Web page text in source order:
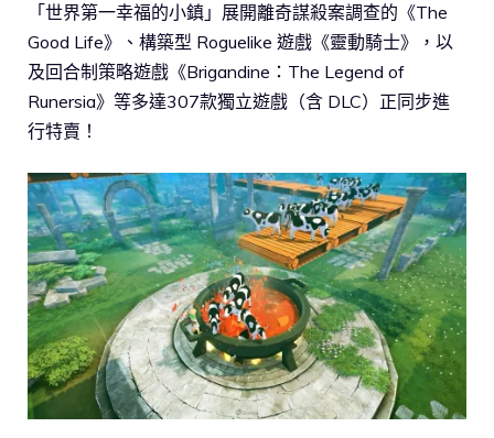
「世界第一幸福的小鎮」展開離奇謀殺案調查的《The
Good Life》、構築型 Roguelike 遊戲《靈動騎士》，以
及回合制策略遊戲《Brigandine：The Legend of
Runersia》等多達307款獨立遊戲（含 DLC）正同步進
行特賣！